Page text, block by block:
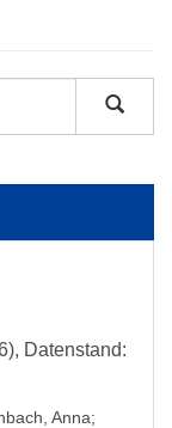
Datenstand:
Anna;